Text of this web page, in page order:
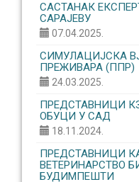
САСТАНАК
САРАЈЕВУ
07.04.2025.
СИМУЛАЦИЈСКА
ПРЕЖИВАРА (ППР)
24.03.2025.
ПРЕДСТАВНИЦИ
ОБУЦИ У САД
18.11.2024.
ПРЕДСТАВНИЦИ
ВЕТЕРИНАРСТВО
БУДИМПЕШТИ